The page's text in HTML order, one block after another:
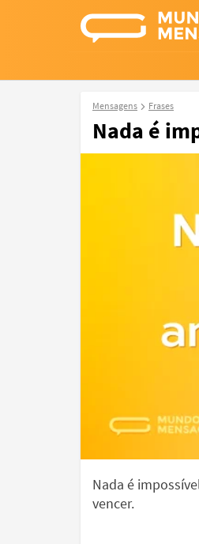
Mensagens Frases
Nada é
Nada é
vencer.